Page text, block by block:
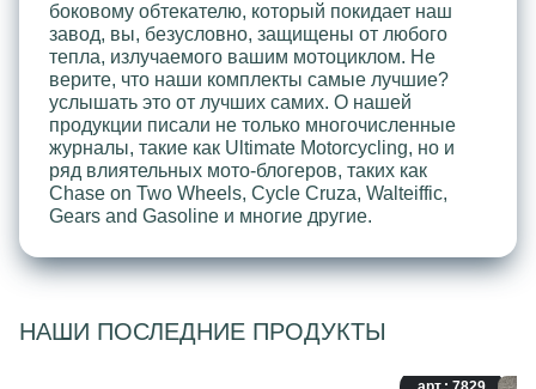
боковому обтекателю, который покидает наш
завод, вы, безусловно, защищены от любого
тепла, излучаемого вашим мотоциклом. Не
верите, что наши комплекты самые лучшие?
услышать это от лучших самих. О нашей
продукции писали не только многочисленные
журналы, такие как Ultimate Motorcycling, но и
ряд влиятельных мото-блогеров, таких как
Chase on Two Wheels, Cycle Cruza, Walteiffic,
Gears and Gasoline и многие другие.
НАШИ ПОСЛЕДНИЕ ПРОДУКТЫ